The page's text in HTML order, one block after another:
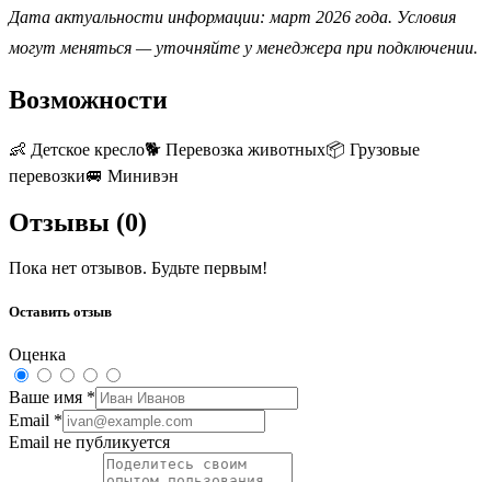
Дата актуальности информации: март 2026 года. Условия
могут меняться — уточняйте у менеджера при подключении.
Возможности
👶 Детское кресло🐕 Перевозка животных📦 Грузовые
перевозки🚐 Минивэн
Отзывы (0)
Пока нет отзывов. Будьте первым!
Оставить отзыв
Оценка
Ваше имя *
Email *
Email не публикуется